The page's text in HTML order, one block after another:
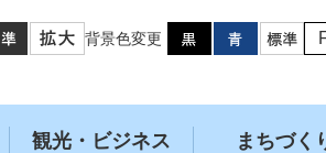
背景色変更
観光・ビジネス まちづく